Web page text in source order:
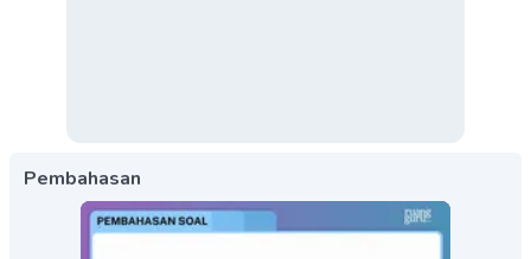
Pembahasan